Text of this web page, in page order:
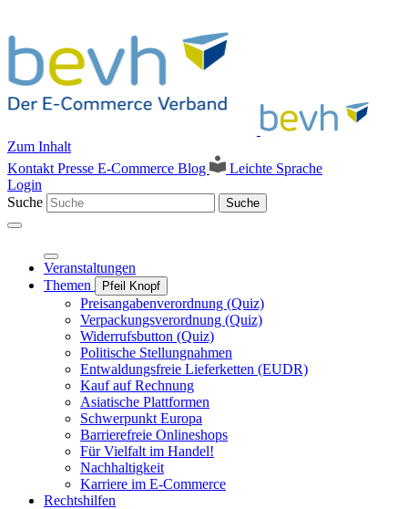
Zum Inhalt
Kontakt Presse E-Commerce Blog
Leichte Sprache
Login
Suche
Suche
Veranstaltungen
Themen
Pfeil Knopf
Preisangabenverordnung (Quiz)
Verpackungsverordnung (Quiz)
Widerrufsbutton (Quiz)
Politische Stellungnahmen
Entwaldungsfreie Lieferketten (EUDR)
Kauf auf Rechnung
Asiatische Plattformen
Schwerpunkt Europa
Barrierefreie Onlineshops
Für Vielfalt im Handel!
Nachhaltigkeit
Karriere im E-Commerce
Rechtshilfen